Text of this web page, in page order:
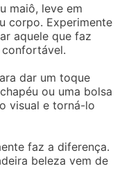
maiô, leve em
corpo. Experimente
aquele que faz
dar um toque
ou uma bolsa
visual e torná-lo
faz a diferença.
beleza vem de